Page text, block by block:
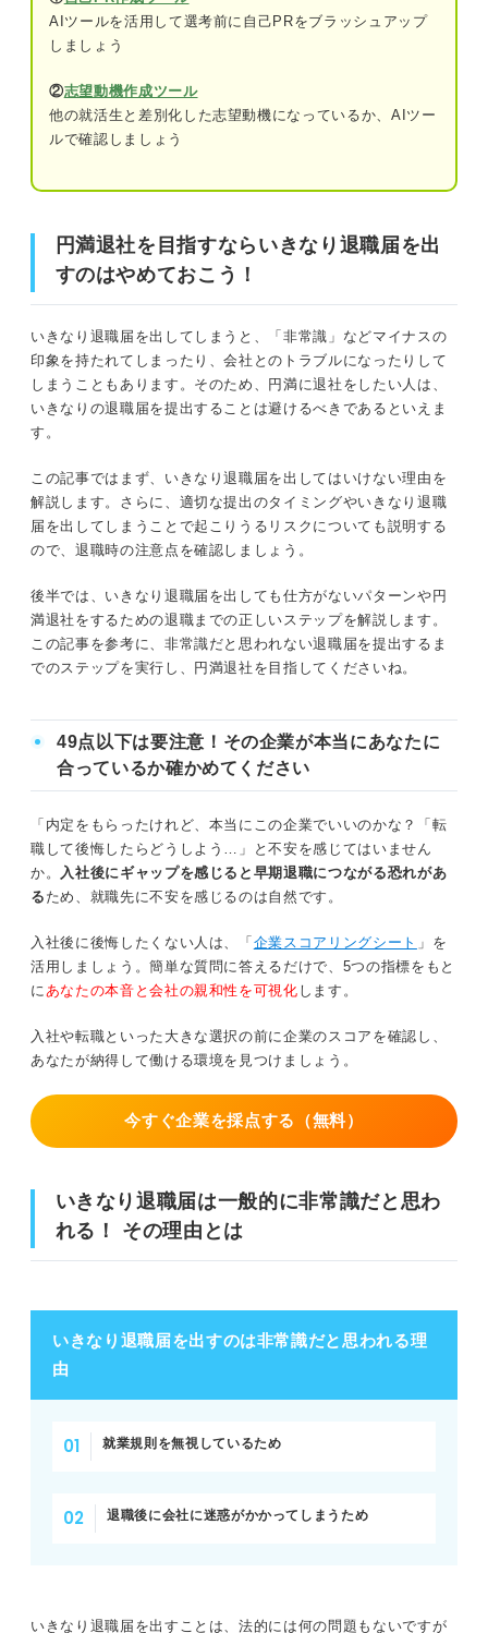
合
③健康状態や家庭の事情で就業が困難な場
合
①就業規則を確認し退職希望日を設定
②直属の上司に退職の意思を伝える
③退職届を作成し提出
④引き継ぎや退社の挨拶を済ませる
AIツールを活用して選考前に自己PRをブラッシュアップ
しましょう
②志望動機作成ツール
他の就活生と差別化した志望動機になっているか、AIツー
ルで確認しましょう
円満退社を目指すならいきなり退職届を出
すのはやめておこう！
いきなり退職届を出してしまうと、「非常識」などマイナスの
印象を持たれてしまったり、会社とのトラブルになったりして
しまうこともあります。そのため、円満に退社をしたい人は、
いきなりの退職届を提出することは避けるべきであるといえま
す。
この記事ではまず、いきなり退職届を出してはいけない理由を
解説します。さらに、適切な提出のタイミングやいきなり退職
届を出してしまうことで起こりうるリスクについても説明する
ので、退職時の注意点を確認しましょう。
後半では、いきなり退職届を出しても仕方がないパターンや円
満退社をするための退職までの正しいステップを解説します。
この記事を参考に、非常識だと思われない退職届を提出するま
でのステップを実行し、円満退社を目指してくださいね。
49点以下は要注意！その企業が本当にあなたに
合っているか確かめてください
「内定をもらったけれど、本当にこの企業でいいのかな？「転
職して後悔したらどうしよう…」と不安を感じてはいません
か。 入社後にギャップを感じると早期退職につながる恐れがあ
る ため、就職先に不安を感じるのは自然です。
入社後に後悔したくない人は、「 企業スコアリングシート 」を
活用しましょう。簡単な質問に答えるだけで、5つの指標をもと
にあなたの本音と会社の親和性を可視化 します。
入社や転職といった大きな選択の前に企業のスコアを確認し、
あなたが納得して働ける環境を見つけましょう。
今すぐ企業を採点する（無料）
いきなり退職届は一般的に非常識だと思わ
れる！ その理由とは
いきなり退職届を出すのは非常識だと思われる理
由
就業規則を無視しているため
退職後に会社に迷惑がかかってしまうため
いきなり退職届を出すことは、法的には何の問題もないですが
円満退社を目指すならいきなり退職届を出すのはやめてお
こう！
いきなり退職届は一般的に非常識だと思われる！ その理
由とは
就業規則を無視しているため
適切とされる退職届を出すタイミングは？
法律上は2週間前で良い
就業規則で定められているタイミング
再就職にも影響？ いきなり退職届を出す2つのリスクを解
退職する会社との関係性が悪くなる可能性が高い
再就職先に良くない印象が伝わってしまうかもしれない
いきなり退職届を出された企業の思いや反応は？ キャリ
アのプロが解説
ーンを解説
①パワハラなどのハラスメントを受けた場合
②退職の意思を聞き入れてくれない場合
円満退社を目指すならこれ！ 退職までの正しい流れを4ス
①就業規則を確認し退職希望日を設定
④引き継ぎや退社の挨拶を済ませる
れを実行しよう